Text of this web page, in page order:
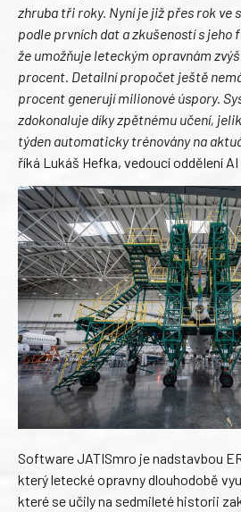
zhruba tři roky. Nyní je již přes rok ve
podle prvních dat a zkušeností s jeho
že umožňuje leteckým opravnám
procent. Detailní propočet ještě
procent generují milionové úspory.
zdokonaluje díky zpětnému učení,
týden automaticky trénovány na
říká Lukáš Hefka, vedoucí oddělení
Software JATISmro je nadstavbou
který letecké opravny dlouhodobě
které se učily na sedmileté historii